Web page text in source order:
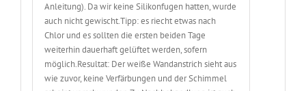
Anleitung). Da wir keine Silikonfugen hatten, wurde
auch nicht gewischt.Tipp: es riecht etwas nach
Chlor und es sollten die ersten beiden Tage
weiterhin dauerhaft gelüftet werden, sofern
möglich.Resultat: Der weiße Wandanstrich sieht aus
wie zuvor, keine Verfärbungen und der Schimmel